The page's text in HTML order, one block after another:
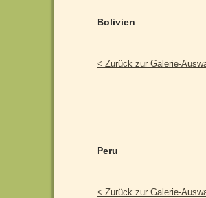
Bolivien
< Zurück zur Galerie-
Peru
< Zurück zur Galerie-